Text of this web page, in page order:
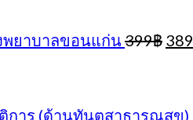
พยาบาลขอนแก่น399฿ 389
าร (ด้านทันตสาธารณสุข